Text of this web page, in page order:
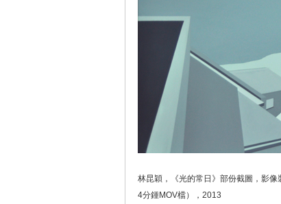
林昆穎，《光的常日》部份截圖，影
4分鍾MOV檔），2013